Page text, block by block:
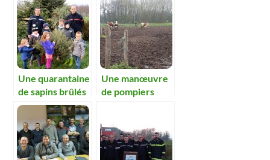
Une quarantaine
de sapins brûlés
au profit des
orphelins
Une manœuvre
de pompiers